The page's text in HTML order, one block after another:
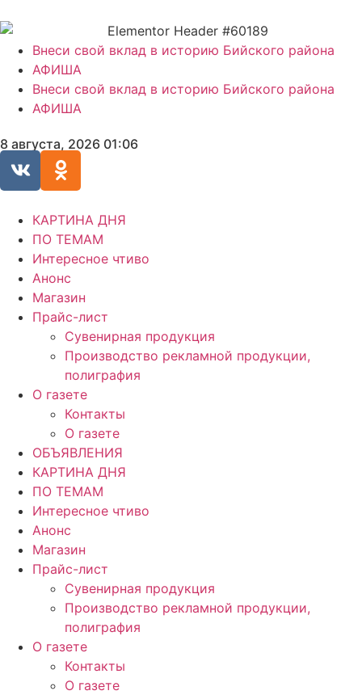
Внеси свой вклад в историю Бийского района
АФИША
Внеси свой вклад в историю Бийского района
АФИША
8 августа, 2026 01:06
КАРТИНА ДНЯ
ПО ТЕМАМ
Интересное чтиво
Анонс
Магазин
Прайс-лист
Сувенирная продукция
Производство рекламной продукции,
полиграфия
О газете
Контакты
О газете
ОБЪЯВЛЕНИЯ
КАРТИНА ДНЯ
ПО ТЕМАМ
Интересное чтиво
Анонс
Магазин
Прайс-лист
Сувенирная продукция
Производство рекламной продукции,
полиграфия
О газете
Контакты
О газете